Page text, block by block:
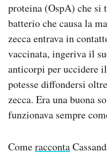
proteina (OspA) che si
batterio che causa la
zecca entrava in
vaccinata, ingeriva il
anticorpi per uccidere
potesse diffondersi
zecca. Era una buona
funzionava sempre
Comeracconta